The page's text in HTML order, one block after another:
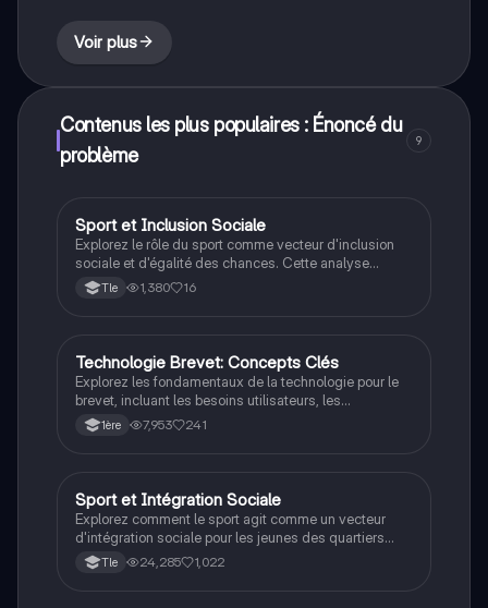
souhaitant améliorer leurs compétences en rédaction
argumentative.
Voir plus
Contenus les plus populaires : Énoncé du
problème
9
Grand oral
Sport et Inclusion Sociale
Explorez le rôle du sport comme vecteur d'inclusion
sociale et d'égalité des chances. Cette analyse
aborde les bénéfices du sport pour le développement
d'une identité positive, la lutte contre la délinquance,
économiques et sociales, ce document met en
lumière les valeurs éducatives du sport et les limites
de son impact sur l'intégration sociale.
Tle 1,380 16
Autres
Technologie Brevet: Concepts Clés
Explorez les fondamentaux de la technologie pour le
brevet, incluant les besoins utilisateurs, les
contraintes, la normalisation, l'architecture des
réseaux, et les algorithmes. Ce document de révision
les élèves de 3ème.
1ère 7,953 241
Grand oral
Sport et Intégration Sociale
Explorez comment le sport agit comme un vecteur
d'intégration sociale pour les jeunes des quartiers
populaires. Cette analyse aborde les valeurs acquises
à travers la pratique sportive, les politiques d'aide
Tle 24,285 1,022